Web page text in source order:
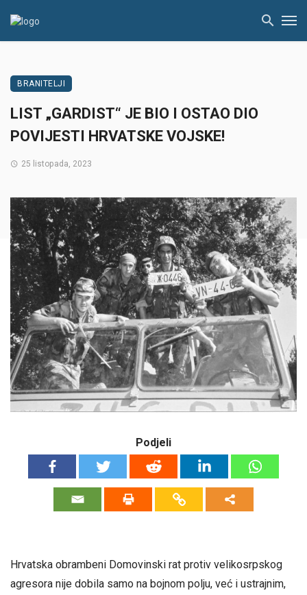
BRANITELJI
LIST „GARDIST“ JE BIO I OSTAO DIO
POVIJESTI HRVATSKE VOJSKE!
25 listopada, 2023
Podjeli
Hrvatska obrambeni Domovinski rat protiv velikosrpskog
agresora nije dobila samo na bojnom polju, već i ustrajnim,